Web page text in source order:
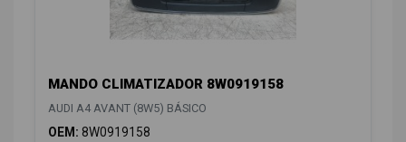
MANDO CLIMATIZADOR 8W0919158
AUDI A4 AVANT (8W5) BÁSICO
OEM: 8W0919158